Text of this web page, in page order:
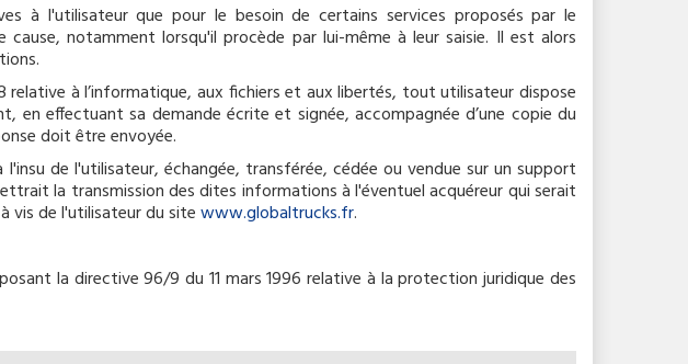
à l'utilisateur que pour le besoin de certains services proposés par le
notamment lorsqu'il procède par lui-même à leur saisie. Il est alors
à l’informatique, aux fichiers et aux libertés, tout utilisateur dispose
en effectuant sa demande écrite et signée, accompagnée d’une copie du
doit être envoyée.
l'insu de l'utilisateur, échangée, transférée, cédée ou vendue sur un support
la transmission des dites informations à l'éventuel acquéreur qui serait
vis de l'utilisateur du sitewww.globaltrucks.fr.
la directive 96/9 du 11 mars 1996 relative à la protection juridique des